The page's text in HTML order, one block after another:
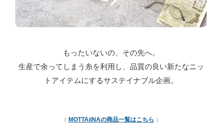
もったいないの、その先へ。
生産で余ってしまう糸を利用し、品質の良い新たなニッ
トアイテムにするサステイナブル企画。
（ MOTTAiiNAの商品一覧はこちら ）